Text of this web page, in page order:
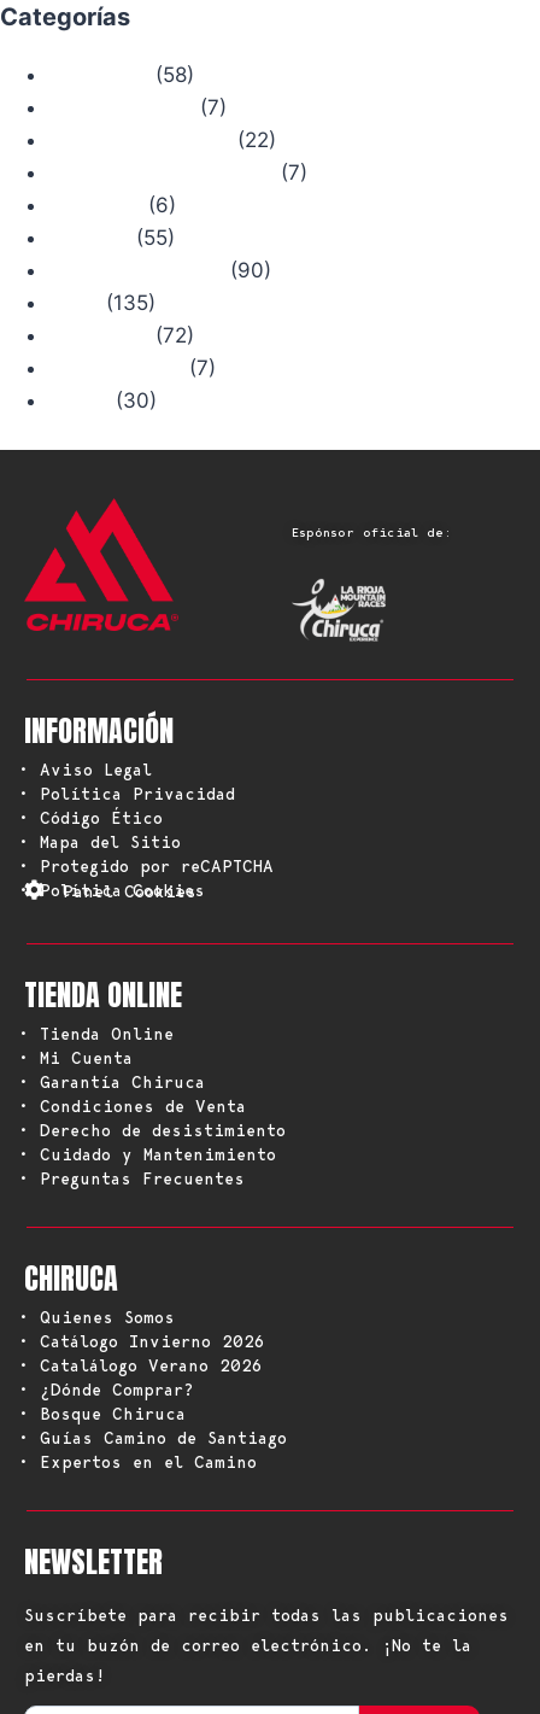
Categorías
(58)
(7)
(22)
(7)
(6)
(55)
(90)
(135)
(72)
(7)
(30)
Espónsor oficial de:
INFORMACIÓN
• Aviso Legal
• Política Privacidad
• Código Ético
• Mapa del Sitio
• Protegido por reCAPTCHA
• Política Cookies
Panel Cookies
TIENDA ONLINE
• Tienda Online
• Mi Cuenta
• Garantía Chiruca
• Condiciones de Venta
• Derecho de desistimiento
• Cuidado y Mantenimiento
• Preguntas Frecuentes
CHIRUCA
• Quienes Somos
• Catálogo Invierno 2026
• Catalálogo Verano 2026
• ¿Dónde Comprar?
• Bosque Chiruca
• Guías Camino de Santiago
• Expertos en el Camino
NEWSLETTER
Suscríbete para recibir todas las publicaciones
en tu buzón de correo electrónico. ¡No te la
pierdas!